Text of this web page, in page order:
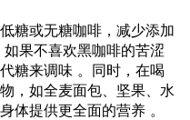
糖或无糖咖啡，减少添加
果不喜欢黑咖啡的苦涩
糖来调味 。同时，在喝
，如全麦面包、坚果、水
体提供更全面的营养 。